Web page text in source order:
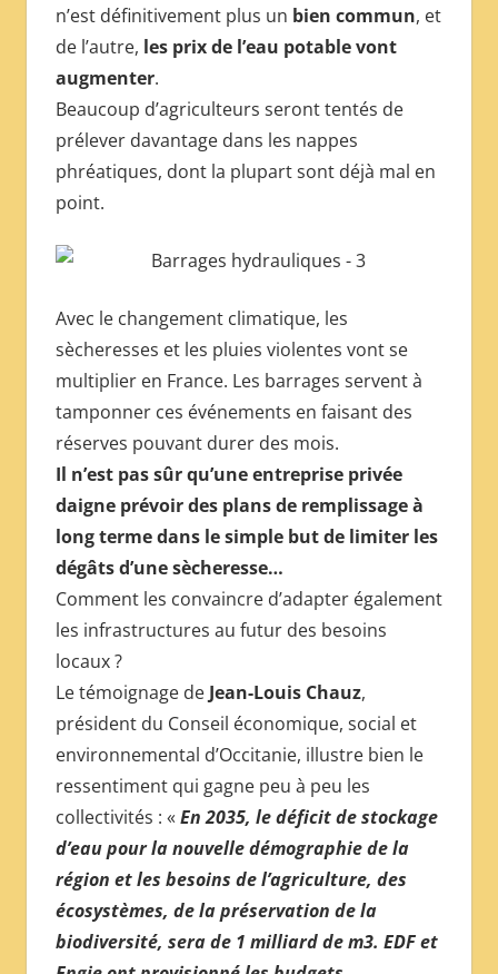
n’est définitivement plus un bien commun, et
de l’autre, les prix de l’eau potable vont
augmenter.
Beaucoup d’agriculteurs seront tentés de
prélever davantage dans les nappes
phréatiques, dont la plupart sont déjà mal en
point.
Avec le changement climatique, les
sècheresses et les pluies violentes vont se
multiplier en France. Les barrages servent à
tamponner ces événements en faisant des
réserves pouvant durer des mois.
Il n’est pas sûr qu’une entreprise privée
daigne prévoir des plans de remplissage à
long terme dans le simple but de limiter les
dégâts d’une sècheresse…
Comment les convaincre d’adapter également
les infrastructures au futur des besoins
locaux ?
Le témoignage de Jean-Louis Chauz,
président du Conseil économique, social et
environnemental d’Occitanie, illustre bien le
ressentiment qui gagne peu à peu les
collectivités : «En 2035, le déficit de stockage
d’eau pour la nouvelle démographie de la
région et les besoins de l’agriculture, des
écosystèmes, de la préservation de la
biodiversité, sera de 1 milliard de m3. EDF et